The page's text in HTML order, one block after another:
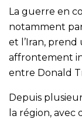
La guerre en
notamment
et l’Iran,
affrontement
entre Donald
Depuis
la région, avec